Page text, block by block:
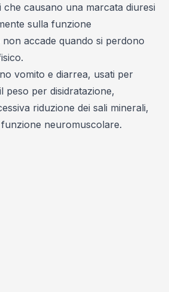
che causano una marcata diuresi
sulla funzione
accade quando si perdono
vomito e diarrea, usati per
peso per disidratazione,
riduzione dei sali minerali,
neuromuscolare.